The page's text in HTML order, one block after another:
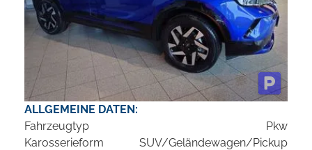
ALLGEMEINE DATEN:
Fahrzeugtyp
Pkw
Karosserieform
SUV/Geländewagen/Pickup